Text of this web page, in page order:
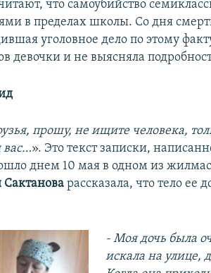
что самоубийство
в пределах школы. Со дня
уголовное дело по этому
девочки и не выясняла
прошу, не ищите человека,
вас…». Это текст записки,
днем 10 мая в одном из
Сактанова рассказала, что тело ее
- Моя дочь была
искала на улице,